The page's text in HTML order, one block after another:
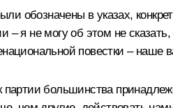
обозначены в указах,
я не могу об этом не
повестки – наше
большинства